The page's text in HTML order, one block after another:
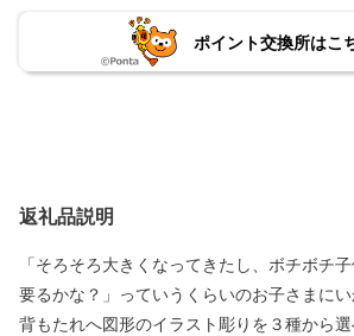
ポイント交換所はこ
返礼品説明
「そろそろ大きくなってきたし、ボチボチ
要るかな？」っていうくらいのお子さまにい
背もたれへ図形のイラスト彫りを３種から